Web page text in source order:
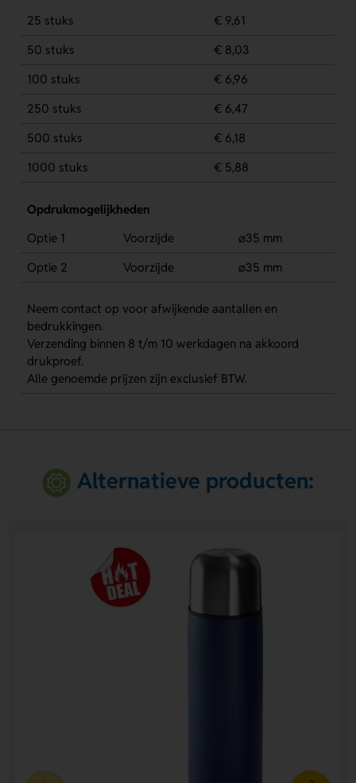
25 stuks
€ 9,61
50 stuks
€ 8,03
100 stuks
€ 6,96
250 stuks
€ 6,47
500 stuks
€ 6,18
1000 stuks
€ 5,88
Opdrukmogelijkheden
Optie 1
Voorzijde
⌀35 mm
Optie 2
Voorzijde ⌀35 mm
Neem contact op voor afwijkende aantallen en
bedrukkingen.
Verzending binnen 8 t/m 10 werkdagen na akkoord
drukproef.
Alle genoemde prijzen zijn exclusief BTW.
Alternatieve producten: